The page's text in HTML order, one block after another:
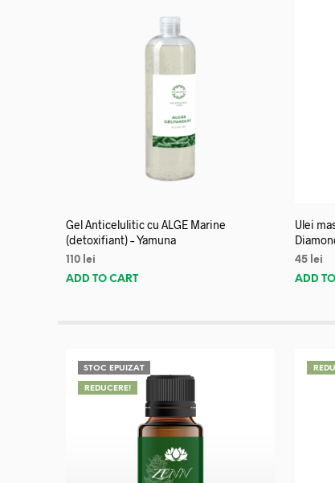
Gel Anticelulitic cu ALGE Marine
(detoxifiant) – Yamuna
110 lei
ADD TO CART
Ulei
45 lei
ADD TO
STOC EPUIZAT
REDUCERE!